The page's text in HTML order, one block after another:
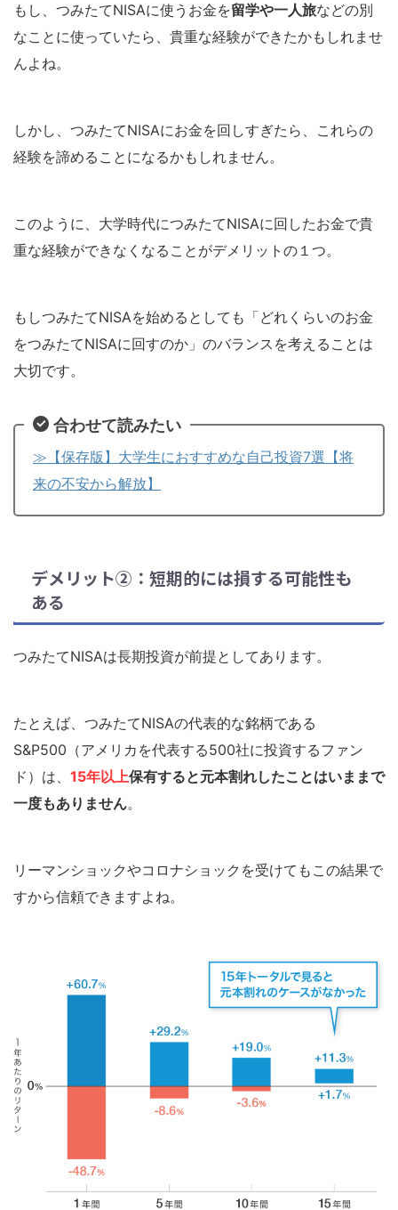
もし、つみたてNISAに使うお金を留学や一人旅などの別
なことに使っていたら、貴重な経験ができたかもしれませ
んよね。
しかし、つみたてNISAにお金を回しすぎたら、これらの
経験を諦めることになるかもしれません。
このように、大学時代につみたてNISAに回したお金で貴
重な経験ができなくなることがデメリットの１つ。
もしつみたてNISAを始めるとしても「どれくらいのお金
をつみたてNISAに回すのか」のバランスを考えることは
大切です。
合わせて読みたい
≫【保存版】大学生におすすめな自己投資7選【将
来の不安から解放】
デメリット②：短期的には損する可能性も
ある
つみたてNISAは長期投資が前提としてあります。
たとえば、つみたてNISAの代表的な銘柄である
S&P500（アメリカを代表する500社に投資するファン
ド）は、 15年以上保有すると元本割れしたことはいままで
一度もありません。
リーマンショックやコロナショックを受けてもこの結果で
すから信頼できますよね。